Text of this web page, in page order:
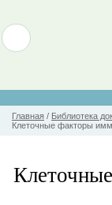
Главная / Библиотека
Клеточные факторы